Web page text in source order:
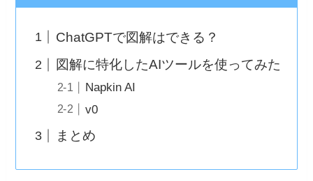
ChatGPTで図解はできる？
図解に特化したAIツールを使ってみた
Napkin AI
v0
まとめ